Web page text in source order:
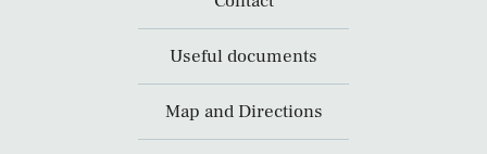
Useful documents
Map and Directions